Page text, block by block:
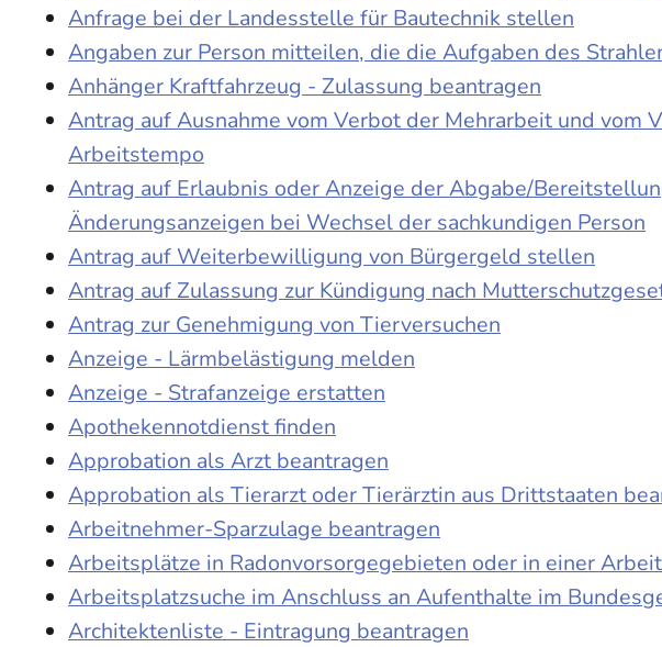
Anfrage bei der Landesstelle für Bautechnik stellen
Angaben zur Person mitteilen, die die Aufgaben des
Anhänger Kraftfahrzeug - Zulassung beantragen
Antrag auf Ausnahme vom Verbot der Mehrarbeit und
Arbeitstempo
Antrag auf Erlaubnis oder Anzeige der Abgabe/
Änderungsanzeigen bei Wechsel der sachkundigen Person
Antrag auf Weiterbewilligung von Bürgergeld stellen
Antrag auf Zulassung zur Kündigung nach
Antrag zur Genehmigung von Tierversuchen
Anzeige - Lärmbelästigung melden
Anzeige - Strafanzeige erstatten
Apothekennotdienst finden
Approbation als Arzt beantragen
Approbation als Tierarzt oder Tierärztin aus Drittstaaten
Arbeitnehmer-Sparzulage beantragen
Arbeitsplätze in Radonvorsorgegebieten oder in einer
Arbeitsplatzsuche im Anschluss an Aufenthalte im
Architektenliste - Eintragung beantragen